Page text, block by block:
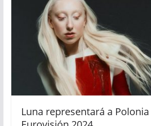
Luna representará a Polonia